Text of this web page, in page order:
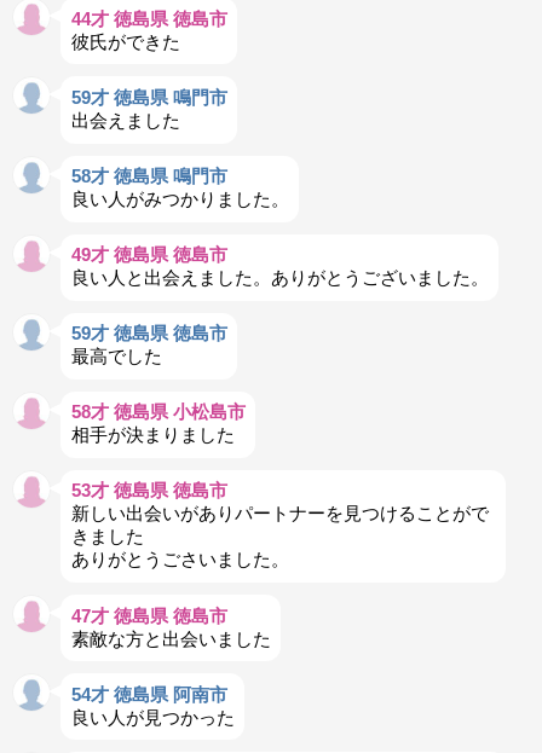
44才 徳島県 徳島市
彼氏ができた
59才 徳島県 鳴門市
出会えました
58才 徳島県 鳴門市
良い人がみつかりました。
49才 徳島県 徳島市
良い人と出会えました。ありがとうございました。
59才 徳島県 徳島市
最高でした
58才 徳島県 小松島市
相手が決まりました
53才 徳島県 徳島市
新しい出会いがありパートナーを見つけることがで
きました
ありがとうごさいました。
47才 徳島県 徳島市
素敵な方と出会いました
54才 徳島県 阿南市
良い人が見つかった